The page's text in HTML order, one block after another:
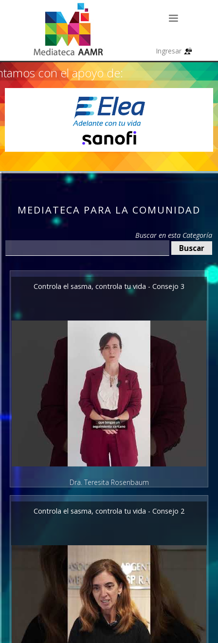
con el apoyo de:
MEDIATECA PARA LA COMUNIDAD
Buscar en esta Categoría
Controla el sasma, controla tu vida - Consejo 3
Dra. Teresita Rosenbaum
Controla el sasma, controla tu vida - Consejo 2